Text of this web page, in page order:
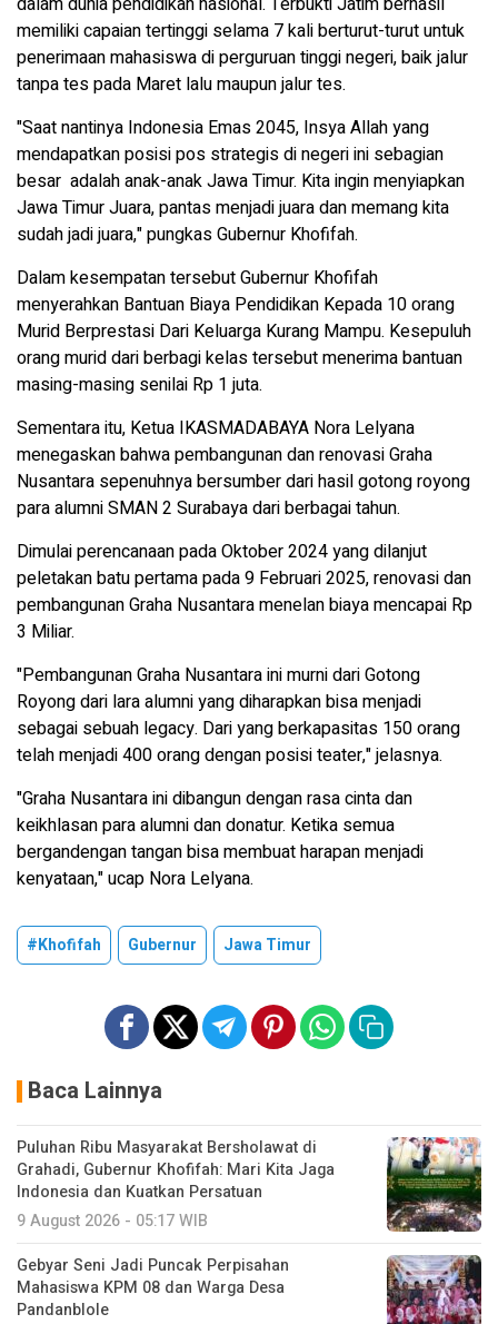
memiliki capaian tertinggi selama 7 kali berturut-turut untuk
penerimaan mahasiswa di perguruan tinggi negeri, baik jalur
tanpa tes pada Maret lalu maupun jalur tes.
"Saat nantinya Indonesia Emas 2045, Insya Allah yang
mendapatkan posisi pos strategis di negeri ini sebagian
besar adalah anak-anak Jawa Timur. Kita ingin menyiapkan
Jawa Timur Juara, pantas menjadi juara dan memang kita
sudah jadi juara," pungkas Gubernur Khofifah.
Dalam kesempatan tersebut Gubernur Khofifah
menyerahkan Bantuan Biaya Pendidikan Kepada 10 orang
Murid Berprestasi Dari Keluarga Kurang Mampu. Kesepuluh
orang murid dari berbagi kelas tersebut menerima bantuan
masing-masing senilai Rp 1 juta.
Sementara itu, Ketua IKASMADABAYA Nora Lelyana
menegaskan bahwa pembangunan dan renovasi Graha
Nusantara sepenuhnya bersumber dari hasil gotong royong
para alumni SMAN 2 Surabaya dari berbagai tahun.
Dimulai perencanaan pada Oktober 2024 yang dilanjut
peletakan batu pertama pada 9 Februari 2025, renovasi dan
pembangunan Graha Nusantara menelan biaya mencapai Rp
3 Miliar.
"Pembangunan Graha Nusantara ini murni dari Gotong
Royong dari lara alumni yang diharapkan bisa menjadi
sebagai sebuah legacy. Dari yang berkapasitas 150 orang
telah menjadi 400 orang dengan posisi teater," jelasnya.
"Graha Nusantara ini dibangun dengan rasa cinta dan
keikhlasan para alumni dan donatur. Ketika semua
bergandengan tangan bisa membuat harapan menjadi
kenyataan," ucap Nora Lelyana.
#Khofifah Gubernur Jawa Timur
Baca Lainnya
Puluhan Ribu Masyarakat Bersholawat di
Grahadi, Gubernur Khofifah: Mari Kita Jaga
Indonesia dan Kuatkan Persatuan
9 August 2026 - 05:17 WIB
Gebyar Seni Jadi Puncak Perpisahan
Mahasiswa KPM 08 dan Warga Desa
Pandanblole